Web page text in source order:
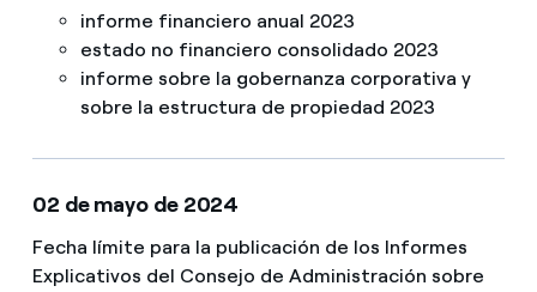
informe financiero anual 2023
estado no financiero consolidado 2023
informe sobre la gobernanza corporativa y
sobre la estructura de propiedad 2023
02 de mayo de 2024
Fecha límite para la publicación de los Informes
Explicativos del Consejo de Administración sobre